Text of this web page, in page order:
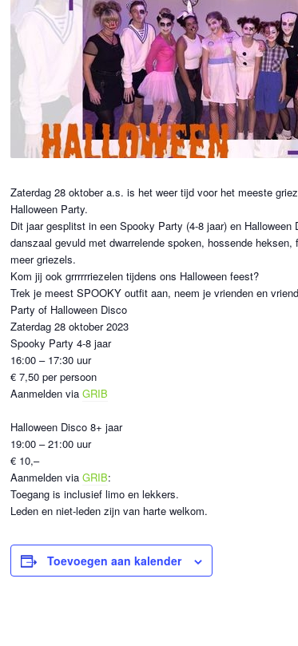
Zaterdag 28 oktober a.s. is het weer tijd voor het meeste
Halloween Party.
Dit jaar gesplitst in een Spooky Party (4-8 jaar) en
danszaal gevuld met dwarrelende spoken, hossende
meer griezels.
Kom jij ook grrrrrriezelen tijdens ons Halloween feest?
Trek je meest SPOOKY outfit aan, neem je vrienden en
Party of Halloween Disco
Zaterdag 28 oktober 2023
Spooky Party 4-8 jaar
16:00 – 17:30 uur
€ 7,50 per persoon
Aanmelden viaGRIB
Halloween Disco 8+ jaar
19:00 – 21:00 uur
€ 10,–
Aanmelden viaGRIB:
Toegang is inclusief limo en lekkers.
Leden en niet-leden zijn van harte welkom.
Toevoegen aan kalender